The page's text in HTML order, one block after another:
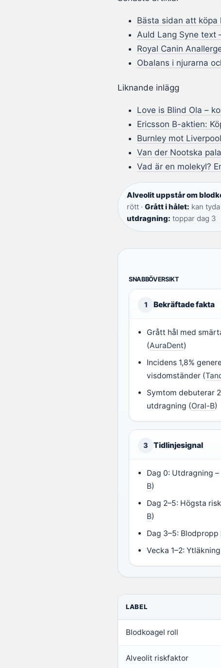
Bästa sidan att
Auld Lang Syne text
Royal Canin
Obalans i njurarna
Liknande inlägg
Love is Blind Ola –
Ericsson B-aktien:
Burnley mot
Van der Nootska
Vad är en molekyl?
Alveolit uppstår om
rött · Grått i hålet: kan
utdragning: toppar dag 3
SNABBÖVERSIKT
1 Bekräftade fakta
Grått hål med
(AuraDent)
Incidens 1,8%
visdomständer (
Symtom debuterar
utdragning (Oral-B)
3 Tidlinjesignal
Dag 0: Utdragning
B)
Dag 2–5: Högsta
B)
Dag 3–5:
Vecka 1–2:
LABEL
Blodkoagel roll
Alveolit riskfaktor